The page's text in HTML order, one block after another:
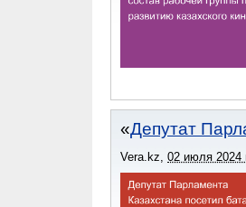
Депутат
Vera.kz, 02 июля 2024